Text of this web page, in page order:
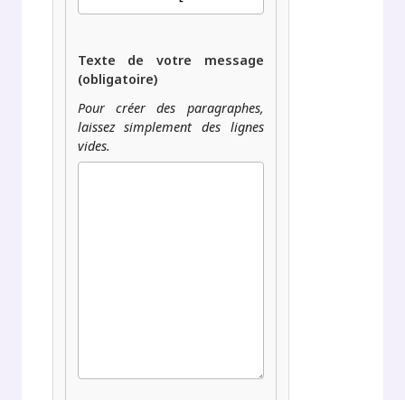
Texte de votre message
(obligatoire)
Pour créer des paragraphes,
laissez simplement des lignes
vides.